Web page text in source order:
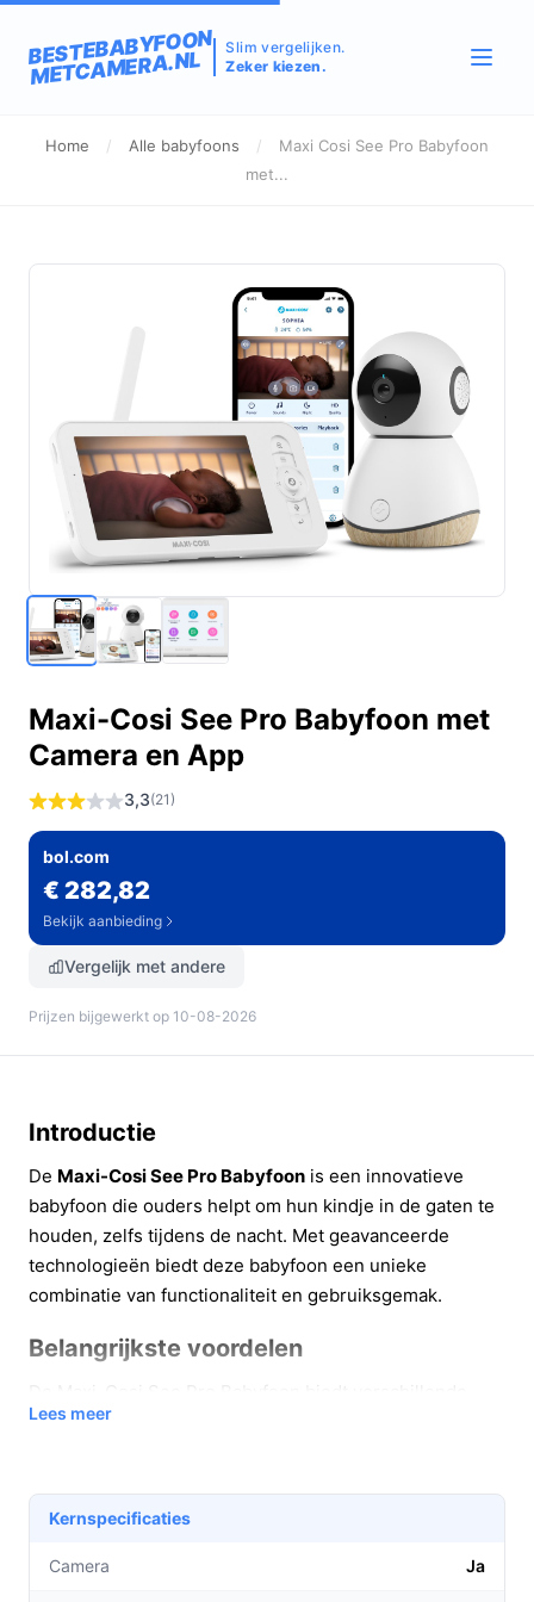
BESTEBABYFOON
METCAMERA.NL
Slim vergelijken.
Zeker kiezen.
Home / Alle babyfoons /
Maxi Cosi See Pro Babyfoon
met...
Maxi-Cosi See Pro Babyfoon met
Camera en App
3,3(21)
bol.com
€ 282,82
Bekijk aanbieding
Vergelijk met andere
Prijzen bijgewerkt op 10-08-2026
Introductie
De Maxi-Cosi See Pro Babyfoon is een innovatieve
babyfoon die ouders helpt om hun kindje in de gaten te
houden, zelfs tijdens de nacht. Met geavanceerde
technologieën biedt deze babyfoon een unieke
combinatie van functionaliteit en gebruiksgemak.
Belangrijkste voordelen
voordelen die het leven van ouders een stuk
CryAssist-technologie:Deze functie detecteert
het gehuil van je baby en analyseert het om te
begrijpen wat er aan de hand is. Dit helpt ouders
Lees meer
Kernspecificaties
Camera Ja